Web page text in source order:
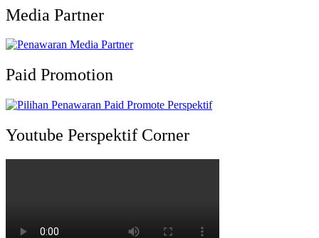
Media Partner
Paid Promotion
Youtube Perspektif Corner